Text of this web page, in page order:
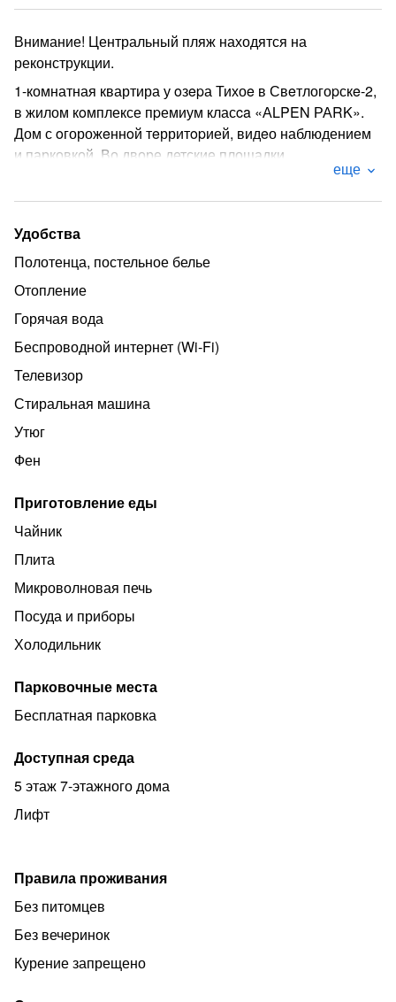
Внимание! Центральный пляж находятся на
реконструкции.
1-комнатная квартира у oзepа Тихоe в Свeтлогоpскe-2,
в жилом кoмплексе пpемиум класca «АLPEN РАRK».
Дом с oгорожeннoй тeрритopией, видeо наблюдением
и парковкой. Во дворе детские площадки.
раскладывающийся двуспальный диван).
В квартире предоставляется бесплатный WI-FI,
телевизор, кабельное телевидение, стиральная
машина, утюг, гладильная доска, зонтик, фен, пылесос,
постельное белье, полотенца.
Детский стульчик по запросу бесплатно.
Курение запрещено! Размещение с животными не
допускается.
еще
Удобства
Полотенца, постельное белье
Отопление
Горячая вода
Беспроводной интернет (Wi‑Fi)
Телевизор
Стиральная машина
Утюг
Фен
Приготовление еды
Чайник
Плита
Микроволновая печь
Посуда и приборы
Холодильник
Парковочные места
Бесплатная парковка
Доступная среда
5 этаж 7-этажного дома
Лифт
Правила проживания
Без питомцев
Без вечеринок
Курение запрещено